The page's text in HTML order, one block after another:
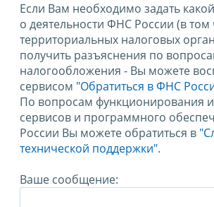
Если Вам необходимо задать
о деятельности ФНС России (в том
территориальных налоговых
получить разъяснения по
налогообложения - Вы можете
сервисом "Обратиться в ФНС
По вопросам функционирования
сервисов и программного
России Вы можете обратиться в
технической поддержки".
Ваше сообщение: